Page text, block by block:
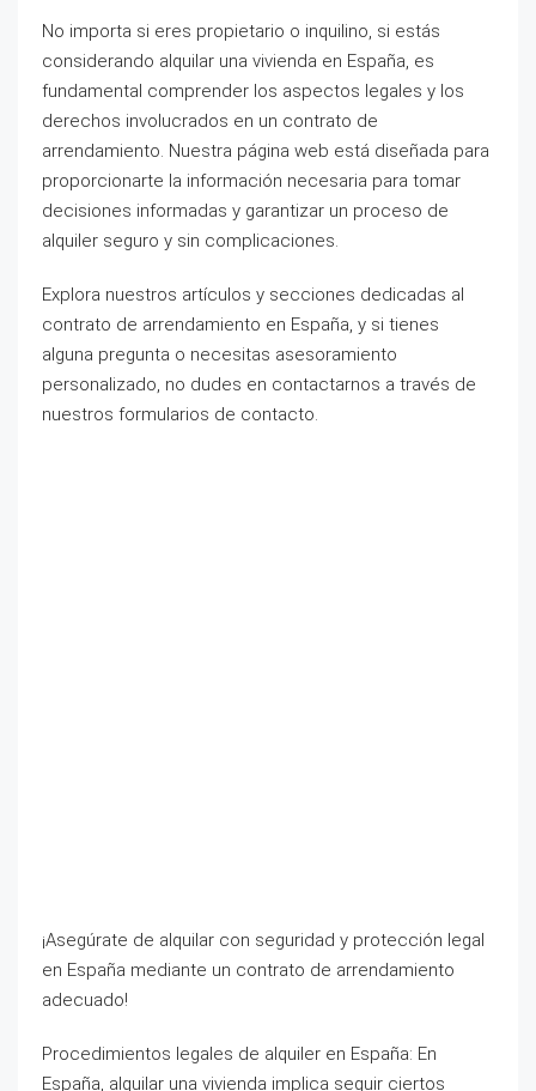
No importa si eres propietario o inquilino, si estás
considerando alquilar una vivienda en España, es
fundamental comprender los aspectos legales y los
derechos involucrados en un contrato de
arrendamiento. Nuestra página web está diseñada para
proporcionarte la información necesaria para tomar
decisiones informadas y garantizar un proceso de
alquiler seguro y sin complicaciones.
Explora nuestros artículos y secciones dedicadas al
contrato de arrendamiento en España, y si tienes
alguna pregunta o necesitas asesoramiento
personalizado, no dudes en contactarnos a través de
nuestros formularios de contacto.
¡Asegúrate de alquilar con seguridad y protección legal
en España mediante un contrato de arrendamiento
adecuado!
Procedimientos legales de alquiler en España: En
España, alquilar una vivienda implica seguir ciertos